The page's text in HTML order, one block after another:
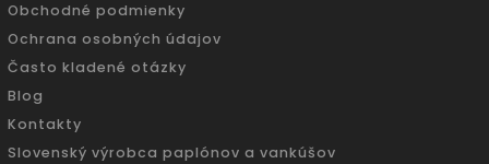
Obchodné podmienky
Ochrana osobných údajov
Často kladené otázky
Blog
Kontakty
Slovenský výrobca paplónov a vankúšov